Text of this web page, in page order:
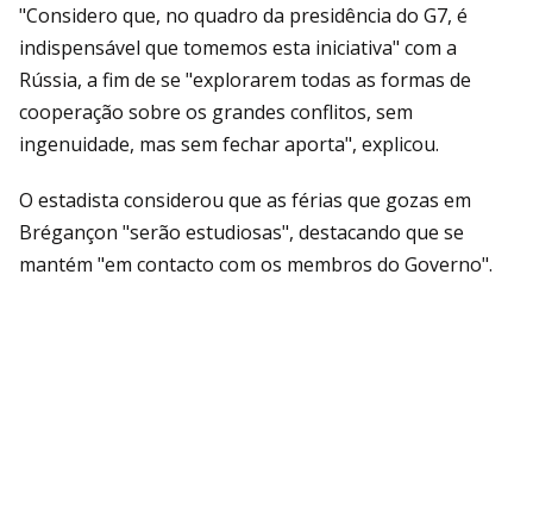
"Considero que, no quadro da presidência do G7, é
indispensável que tomemos esta iniciativa" com a
Rússia, a fim de se "explorarem todas as formas de
cooperação sobre os grandes conflitos, sem
ingenuidade, mas sem fechar aporta", explicou.
O estadista considerou que as férias que gozas em
Brégançon "serão estudiosas", destacando que se
mantém "em contacto com os membros do Governo".